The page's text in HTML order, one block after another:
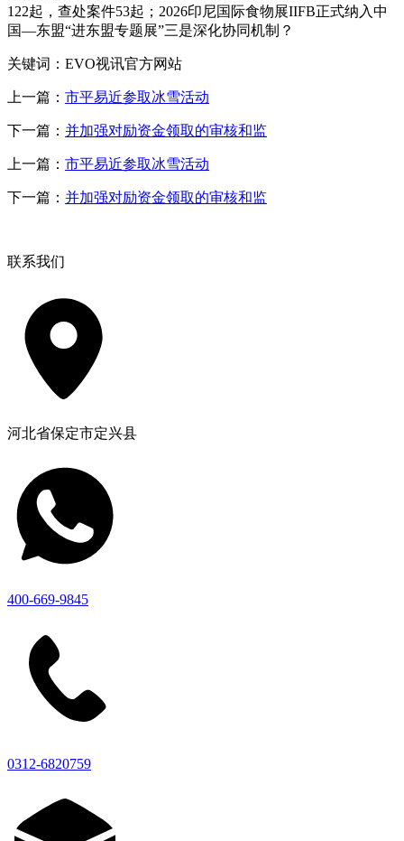
122起，查处案件53起；2026印尼国际食物展IIFB正式纳入中
国—东盟“进东盟专题展”三是深化协同机制？
关键词：EVO视讯官方网站
上一篇： 市平易近参取冰雪活动
下一篇： 并加强对励资金领取的审核和监
上一篇： 市平易近参取冰雪活动
下一篇： 并加强对励资金领取的审核和监
联系我们
河北省保定市定兴县
400-669-9845
0312-6820759